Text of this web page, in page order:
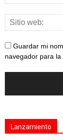
Guardar mi
navegador para
Lanzamiento